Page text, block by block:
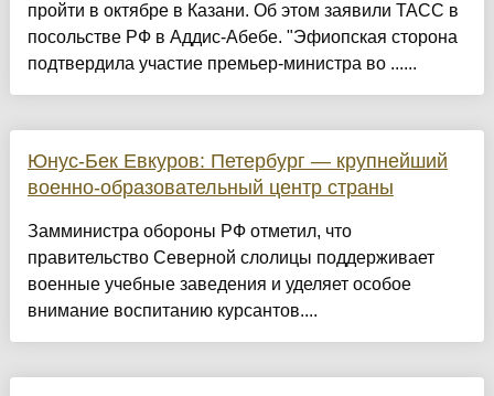
пройти в октябре в Казани. Об этом заявили ТАСС в
посольстве РФ в Аддис-Абебе. "Эфиопская сторона
подтвердила участие премьер-министра во ......
Юнус-Бек Евкуров: Петербург — крупнейший
военно-образовательный центр страны
Замминистра обороны РФ отметил, что
правительство Северной слолицы поддерживает
военные учебные заведения и уделяет особое
внимание воспитанию курсантов....